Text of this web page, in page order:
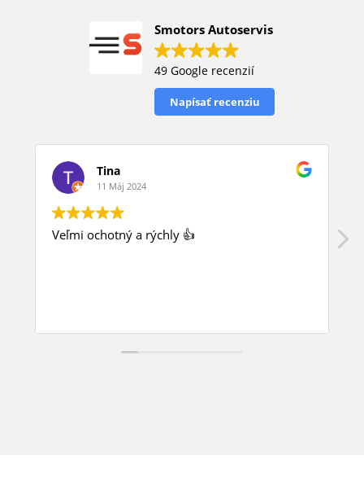
Smotors Autoservis
49 Google recenzií
Napísať recenziu
Tina
11 Máj 2024
Veľmi ochotný a rýchly 👍